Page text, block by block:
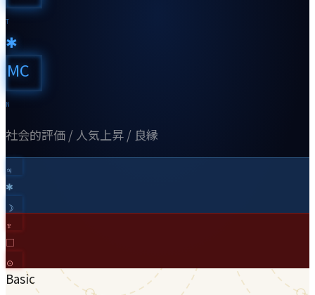
T
✱
MC
N
社会的評価 / 人気上昇 / 良縁
♃︎
✱
☽︎
♆︎
□
☉︎
Basic